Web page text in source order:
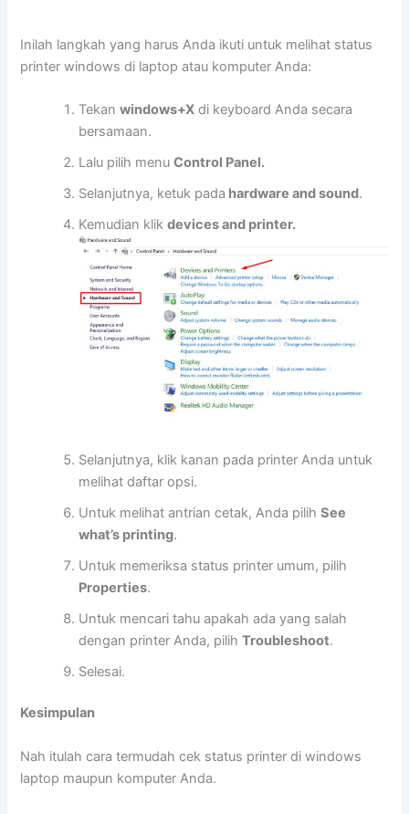
Inilah langkah yang harus Anda ikuti untuk melihat status
printer windows di laptop atau komputer Anda:
Tekanwindows+X di keyboard Anda secara
bersamaan.
Lalu pilih menuControl Panel.
Selanjutnya, ketuk pada hardware and sound.
Kemudian klikdevices and printer.
Selanjutnya, klik kanan pada printer Anda untuk
melihat daftar opsi.
Untuk melihat antrian cetak, Anda pilihSee
what’s printing.
Untuk memeriksa status printer umum, pilih
Properties.
Untuk mencari tahu apakah ada yang salah
dengan printer Anda, pilihTroubleshoot.
Selesai.
Kesimpulan
Nah itulah cara termudah cek status printer di windows
laptop maupun komputer Anda.